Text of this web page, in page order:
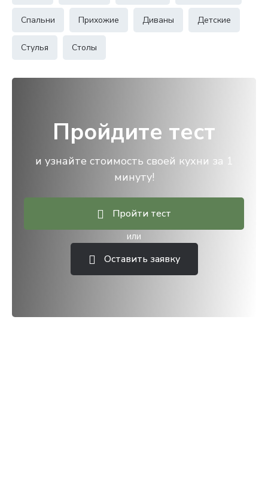
Спальни Прихожие Диваны Детские
Стулья Столы
Пройдите тест
и узнайте стоимость своей кухни за 1
минуту!
Пройти тест
или
Оставить заявку